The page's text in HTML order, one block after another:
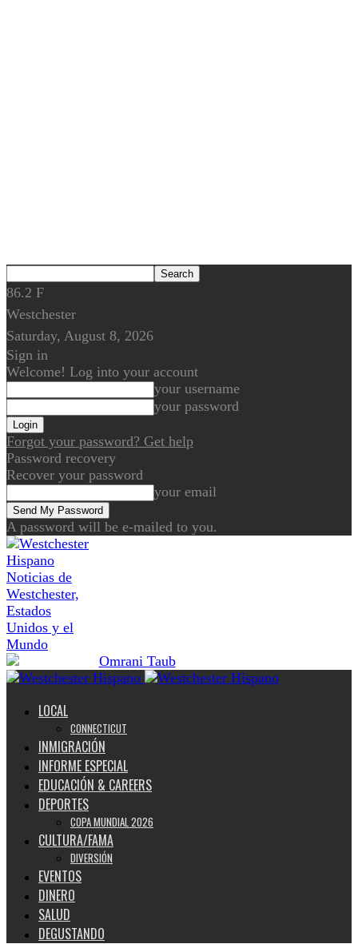
86.2 F
Westchester
Saturday, August 8, 2026
Sign in
Welcome! Log into your account
your username
your password
Forgot your password? Get help
Password recovery
Recover your password
your email
A password will be e-mailed to you.
Noticias de
Westchester,
Estados
Unidos y el
Mundo
LOCAL
CONNECTICUT
INMIGRACIÓN
INFORME ESPECIAL
EDUCACIÓN & CAREERS
DEPORTES
COPA MUNDIAL 2026
CULTURA/FAMA
DIVERSIÓN
EVENTOS
DINERO
SALUD
DEGUSTANDO